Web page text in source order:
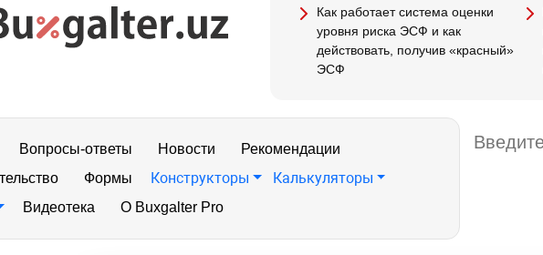
Как работает система оценки
уровня риска ЭСФ и как
действовать, получив «красный»
ЭСФ
Вопросы-ответы Новости
Рекомендации
Формы Конструкторы Калькуляторы
Видеотека О Buxgalter Pro